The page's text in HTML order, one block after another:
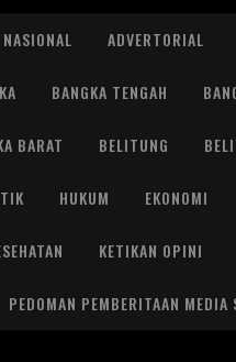
NASIONAL ADVERTORIAL
BANGKA TENGAH
BARAT BELITUNG
HUKUM EKONOMI
KETIKAN OPINI
PEDOMAN PEMBERITAAN MEDIA